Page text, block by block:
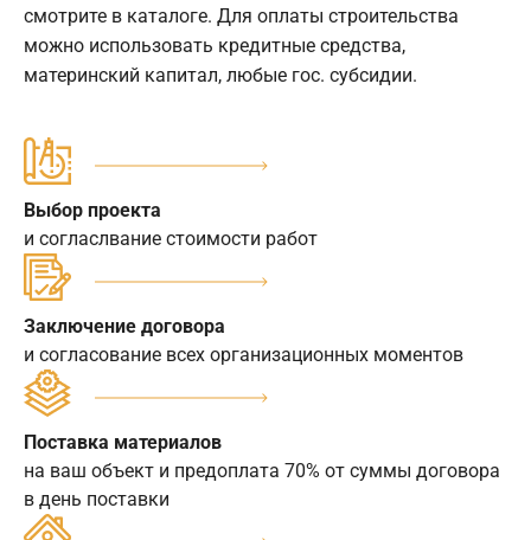
смотрите в каталоге. Для оплаты строительства
можно использовать кредитные средства,
материнский капитал, любые гос. субсидии.
Выбор проекта
и согласлвание стоимости работ
Заключение договора
и согласование всех организационных моментов
Поставка материалов
на ваш объект и предоплата 70% от суммы договора
в день поставки